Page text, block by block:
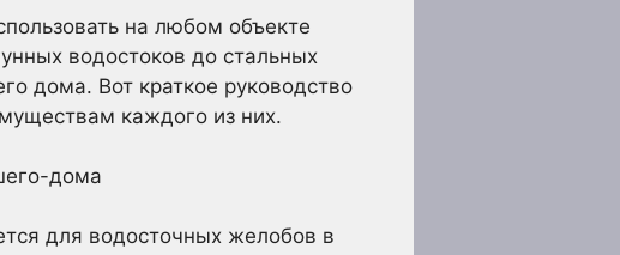
на любом объекте
водостоков до стальных
дома. Вот краткое руководство
каждого из них.
дома
для водосточных желобов в